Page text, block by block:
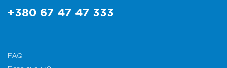
+380 67 47 47 333
FAQ